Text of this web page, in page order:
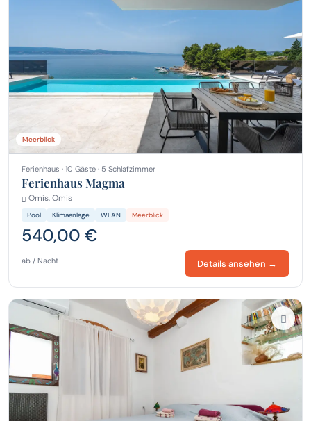
Meerblick
Ferienhaus · 10 Gäste · 5 Schlafzimmer
Ferienhaus Magma
Omis, Omis
Pool Klimaanlage WLAN Meerblick
540,00 €
ab / Nacht Details ansehen →